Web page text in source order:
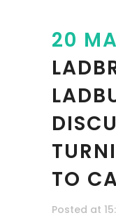
20
TO
Posted at